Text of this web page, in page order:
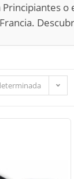
Principiantes